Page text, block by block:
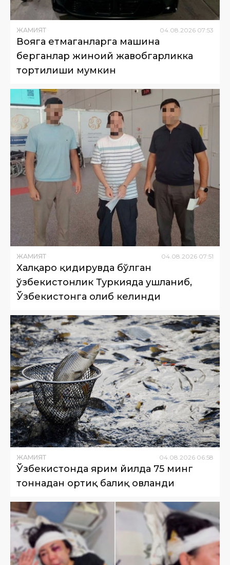
ЖАМИЯТ 04.08.2026 07:53
Вояга етмаганларга машина
берганлар жиноий жавобгарликка
тортилиши мумкин
ЖАМИЯТ 04.08.2026 07:51
Халқаро қидирувда бўлган
ўзбекистонлик Туркияда ушланиб,
Ўзбекистонга олиб келинди
ЖАМИЯТ 04.08.2026 06:58
Ўзбекистонда ярим йилда 75 минг
тоннадан ортиқ балиқ овланди